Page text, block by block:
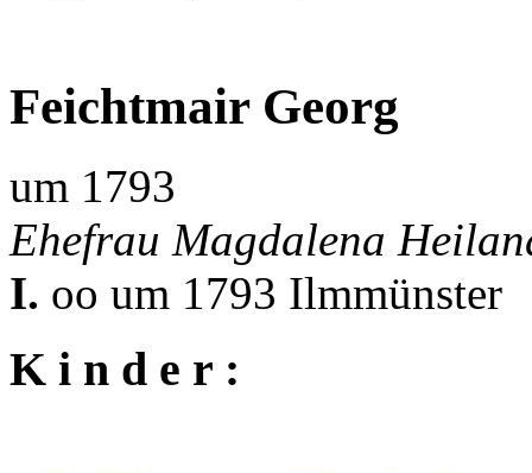
Feichtmair Georg
um 1793
Ehefrau Magdalena
I. oo um 1793 Ilmmünster
K i n d e r :